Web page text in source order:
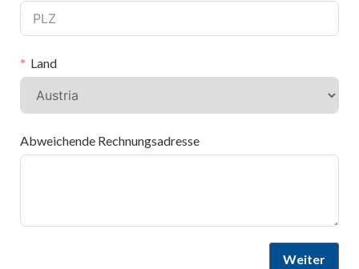
Land
Abweichende Rechnungsadresse
Weiter